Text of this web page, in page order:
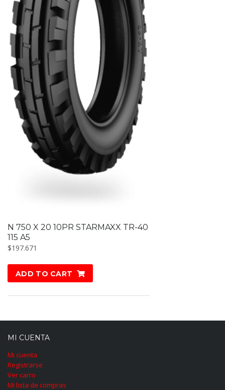
N 750 X 20 10PR STARMAXX TR-40
115 A5
$197.671
ADD TO CART
MI CUENTA
Mi cuenta
Registrarse
Ver carro
Mi lista de compras